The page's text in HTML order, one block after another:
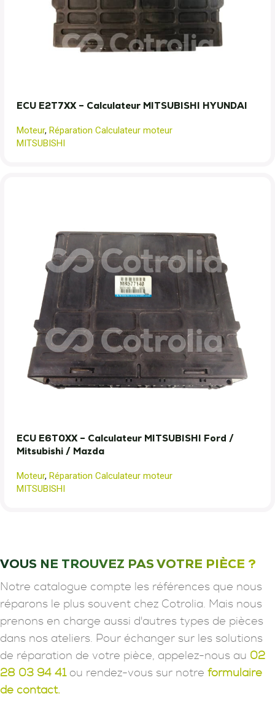
ECU E2T7XX – Calculateur MITSUBISHI HYUNDAI
Moteur, Réparation Calculateur moteur
MITSUBISHI
ECU E6T0XX – Calculateur MITSUBISHI Ford /
Mitsubishi / Mazda
Moteur, Réparation Calculateur moteur
MITSUBISHI
VOUS NE TROUVEZ PAS VOTRE PIÈCE ?
Notre catalogue compte les références que nous
réparons le plus souvent chez Cotrolia. Mais nous
prenons en charge aussi d'autres types de pièces
dans nos ateliers. Pour échanger sur les solutions
de réparation de votre pièce, appelez-nous au 02
28 03 94 41ou rendez-vous sur notre formulaire
de contact.